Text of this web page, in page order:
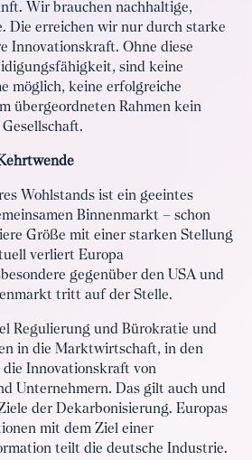
Wir brauchen nachhaltige,
Die erreichen wir nur durch starke
Innovationskraft. Ohne diese
sind keine
möglich, keine erfolgreiche
übergeordneten Rahmen kein
Wohlstands ist ein geeintes
Binnenmarkt – schon
Größe mit einer starken Stellung
verliert Europa
gegenüber den USA und
tritt auf der Stelle.
Regulierung und Bürokratie und
in die Marktwirtschaft, in den
Innovationskraft von
Unternehmern. Das gilt auch und
der Dekarbonisierung. Europas
mit dem Ziel einer
teilt die deutsche Industrie.